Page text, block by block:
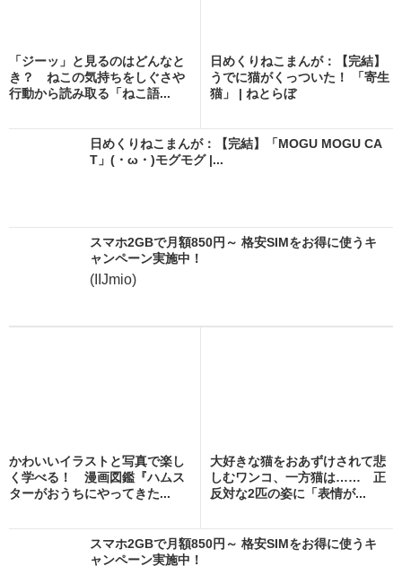
「ジーッ」と見るのはどんなと
き？ ねこの気持ちをしぐさや
行動から読み取る「ねこ語...
日めくりねこまんが：【完結】
うでに猫がくっついた！ 「寄生
猫」 | ねとらぼ
日めくりねこまんが：【完結】「MOGU MOGU CA
T」(・ω・)モグモグ |...
スマホ2GBで月額850円～ 格安SIMをお得に使うキ
ャンペーン実施中！
(IIJmio)
かわいいイラストと写真で楽し
く学べる！ 漫画図鑑『ハムス
ターがおうちにやってきた...
大好きな猫をおあずけされて悲
しむワンコ、一方猫は…… 正
反対な2匹の姿に「表情が...
スマホ2GBで月額850円～ 格安SIMをお得に使うキ
ャンペーン実施中！